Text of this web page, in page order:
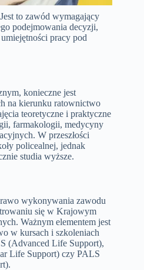
to zawód wymagający
podejmowania decyzji,
pracy pod
konieczne jest
na kierunku ratownictwo
teoretyczne i praktyczne
farmakologii, medycyny
W przeszłości
policealnej, jednak
studia wyższe.
wykonywania zawodu
się w Krajowym
Ważnym elementem jest
w kursach i szkoleniach
(Advanced Life Support),
Life Support) czy PALS